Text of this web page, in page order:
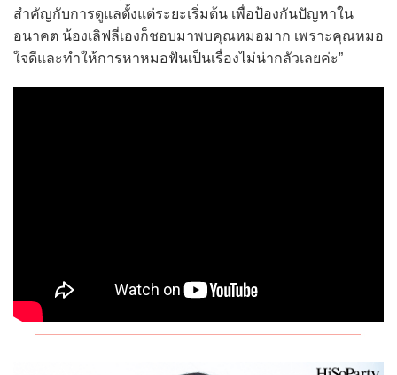
สำคัญกับการดูแลตั้งแต่ระยะเริ่มต้น เพื่อป้องกันปัญหาใน
อนาคต น้องเลิฟลี่เองก็ชอบมาพบคุณหมอมาก เพราะคุณหมอ
ใจดีและทำให้การหาหมอฟันเป็นเรื่องไม่น่ากลัวเลยค่ะ”